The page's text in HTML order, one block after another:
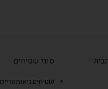
סוגי שטיחים
שטיחים גיאומטריים